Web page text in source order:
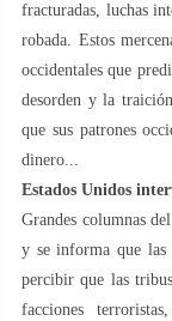
fracturadas, luchas
robada. Estos
occidentales que
desorden y la
que sus patrones
dinero...
Estados Unidos
Grandes columnas
y se informa que las
percibir que las
facciones